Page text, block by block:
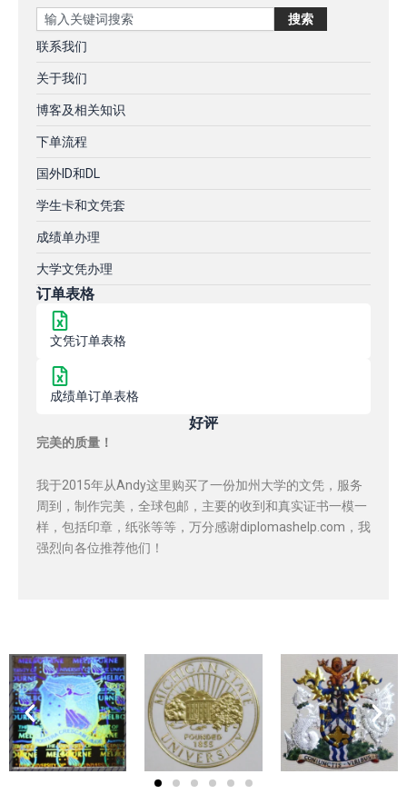
Search 搜索
联系我们
关于我们
博客及相关知识
下单流程
国外ID和DL
学生卡和文凭套
成绩单办理
大学文凭办理
订单表格
文凭订单表格
成绩单订单表格
好评
完美的质量！
我于2015年从Andy这里购买了一份加州大学的文凭，服务
周到，制作完美，全球包邮，主要的收到和真实证书一模一
样，包括印章，纸张等等，万分感谢diplomashelp.com，我
强烈向各位推荐他们！